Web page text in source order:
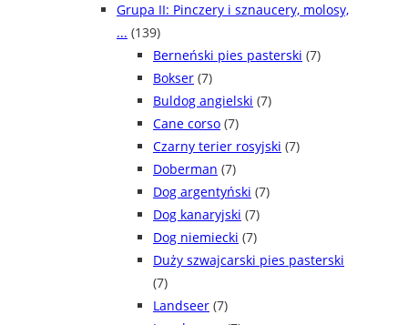
Grupa II: Pinczery i sznaucery, molosy,
... (139)
Berneński pies pasterski (7)
Bokser (7)
Buldog angielski (7)
Cane corso (7)
Czarny terier rosyjski (7)
Doberman (7)
Dog argentyński (7)
Dog kanaryjski (7)
Dog niemiecki (7)
Duży szwajcarski pies pasterski
(7)
Landseer (7)